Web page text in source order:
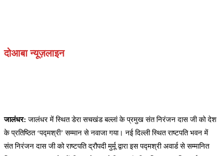
दोआबा न्यूज़लाइन
जालंधर: जालंधर में स्थित डेरा सचखंड बल्लां के प्रमुख संत निरंजन दास जी को देश
के प्रतिष्ठित ‘पद्मश्री’ सम्मान से नवाजा गया। नई दिल्ली स्थित राष्टपति भवन में
संत निरंजन दास जी को राष्टपति द्रौपदी मुर्मू द्वारा इस पद्मश्री अवार्ड से सम्मानित